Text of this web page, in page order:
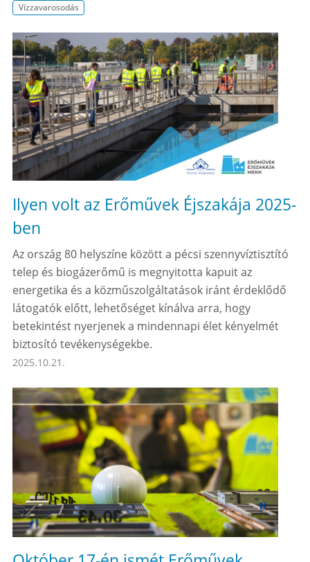
Vízzavarosodás
Ilyen volt az Erőművek Éjszakája 2025-
ben
Az ország 80 helyszíne között a pécsi szennyvíztisztító
telep és biogázerőmű is megnyitotta kapuit az
energetika és a közműszolgáltatások iránt érdeklődő
látogatók előtt, lehetőséget kínálva arra, hogy
betekintést nyerjenek a mindennapi élet kényelmét
biztosító tevékenységekbe.
2025.10.21.